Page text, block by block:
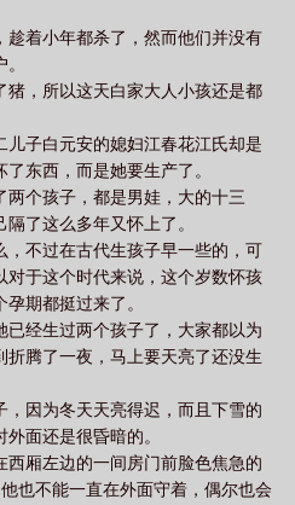
着小年都杀了，然而他们并没有
，所以这天白家大人小孩还是都
子白元安的媳妇江春花江氏却是
东西，而是她要生产了。
个孩子，都是男娃，大的十三
了这么多年又怀上了。
不过在古代生孩子早一些的，可
于这个时代来说，这个岁数怀孩
期都挺过来了。
经生过两个孩子了，大家都以为
腾了一夜，马上要天亮了还没生
因为冬天天亮得迟，而且下雪的
面还是很昏暗的。
厢左边的一间房门前脸色焦急的
也不能一直在外面守着，偶尔也会